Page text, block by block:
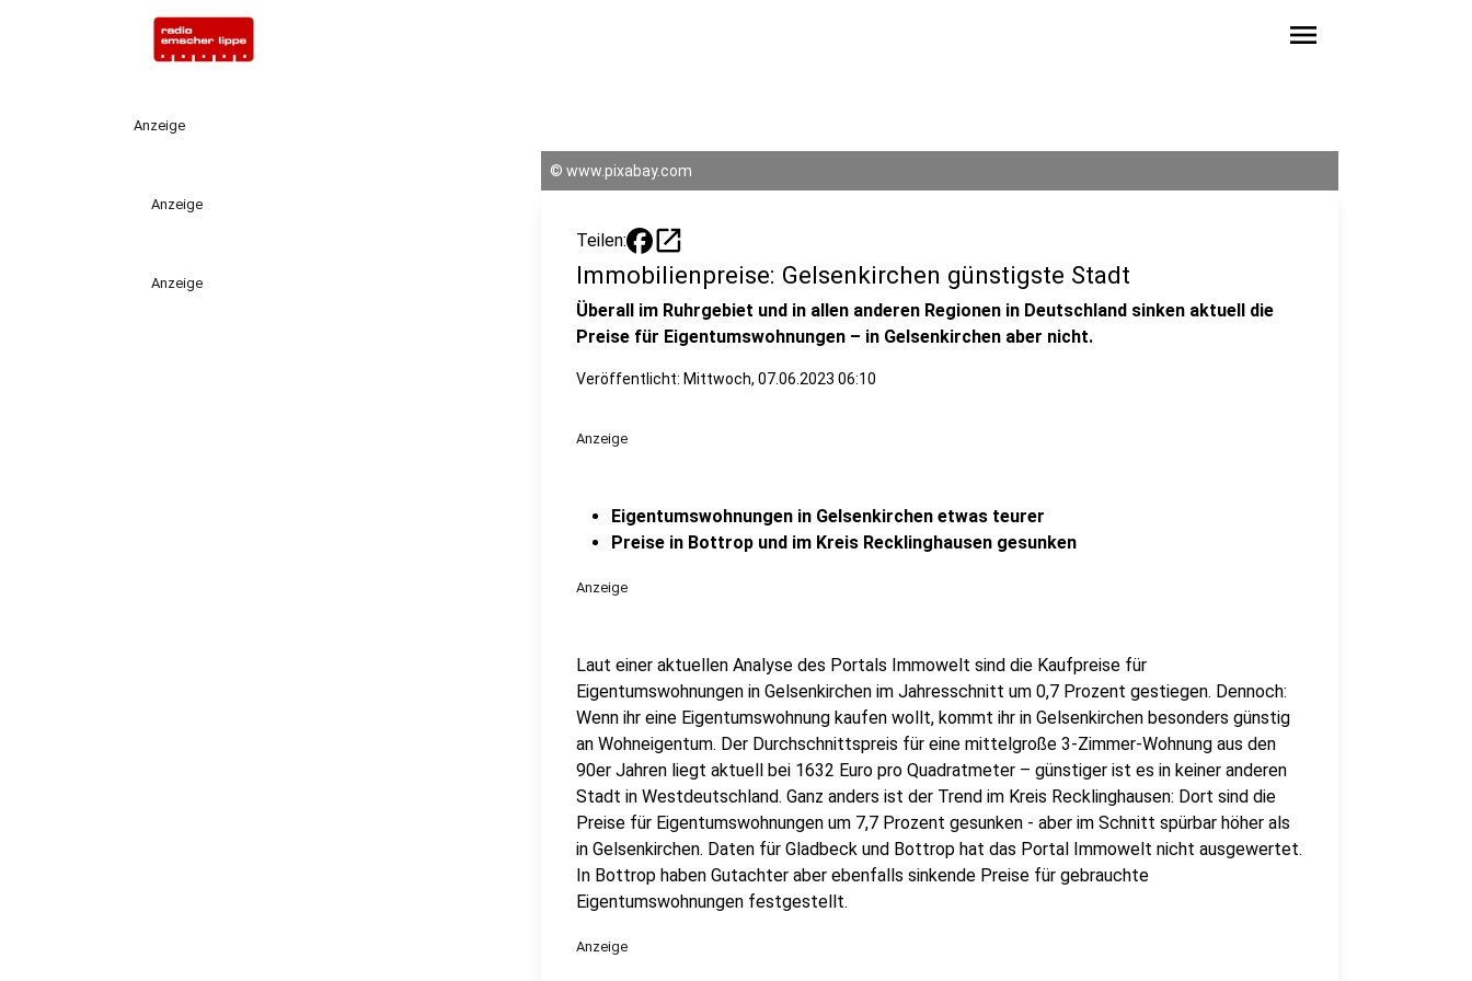
menu
Anzeige
Anzeige
Anzeige
© www.pixabay.com
Teilen: open_in_new
Immobilienpreise: Gelsenkirchen günstigste Stadt
Überall im Ruhrgebiet und in allen anderen Regionen in Deutschland sinken aktuell die
Preise für Eigentumswohnungen – in Gelsenkirchen aber nicht.
Veröffentlicht: Mittwoch, 07.06.2023 06:10
Anzeige
Eigentumswohnungen in Gelsenkirchen etwas teurer
Preise in Bottrop und im Kreis Recklinghausen gesunken
Anzeige
Laut einer aktuellen Analyse des Portals Immowelt sind die Kaufpreise für
Eigentumswohnungen in Gelsenkirchen im Jahresschnitt um 0,7 Prozent gestiegen. Dennoch:
Wenn ihr eine Eigentumswohnung kaufen wollt, kommt ihr in Gelsenkirchen besonders günstig
an Wohneigentum. Der Durchschnittspreis für eine mittelgroße 3-Zimmer-Wohnung aus den
90er Jahren liegt aktuell bei 1632 Euro pro Quadratmeter – günstiger ist es in keiner anderen
Stadt in Westdeutschland. Ganz anders ist der Trend im Kreis Recklinghausen: Dort sind die
Preise für Eigentumswohnungen um 7,7 Prozent gesunken - aber im Schnitt spürbar höher als
in Gelsenkirchen. Daten für Gladbeck und Bottrop hat das Portal Immowelt nicht ausgewertet.
In Bottrop haben Gutachter aber ebenfalls sinkende Preise für gebrauchte
Eigentumswohnungen festgestellt.
Anzeige